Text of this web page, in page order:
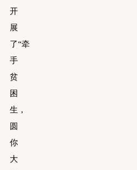
开
展
了“牵
手
贫
困
生，
圆
你
大